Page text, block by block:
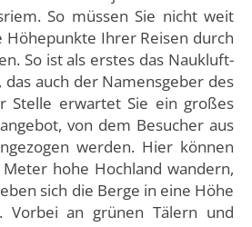
So müssen Sie nicht weit
Ihrer Reisen durch
So ist als erstes das Naukluft-
das auch der Namensgeber des
Stelle erwartet Sie ein großes
von dem Besucher aus
werden. Hier können
hohe Hochland wandern,
sich die Berge in eine Höhe
Vorbei an grünen Tälern und